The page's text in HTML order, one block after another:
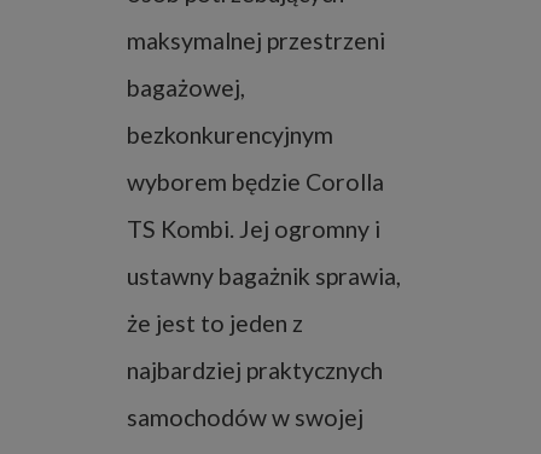
maksymalnej przestrzeni
bagażowej,
bezkonkurencyjnym
wyborem będzie Corolla
TS Kombi. Jej ogromny i
ustawny bagażnik sprawia,
że jest to jeden z
najbardziej praktycznych
samochodów w swojej